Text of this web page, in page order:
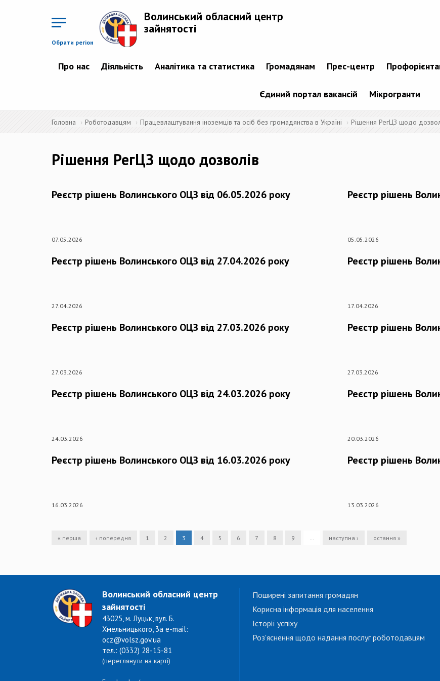
Обрати регіон
Волинський обласний центр
зайнятості
Про нас Діяльність Аналітика та статистика Громадянам Прес-центр
Єдиний портал вакансій Мікрогранти
Головна Роботодавцям Працевлаштування іноземців та осіб без громадянства в Україні Рішення РегЦЗ щодо
Рішення РегЦЗ щодо дозволів
Реєстр рішень Волинського ОЦЗ від 06.05.2026 року
07.05.2026
Реєстр рішень Волинського ОЦЗ від 27.04.2026 року
27.04.2026
Реєстр рішень Волинського ОЦЗ від 27.03.2026 року
27.03.2026
Реєстр рішень Волинського ОЦЗ від 24.03.2026 року
24.03.2026
Реєстр рішень Волинського ОЦЗ від 16.03.2026 року
16.03.2026
Реєстр рішень
05.05.2026
Реєстр рішень
17.04.2026
Реєстр рішень
27.03.2026
Реєстр рішень
20.03.2026
Реєстр рішень
13.03.2026
« перша ‹ попередня 1 2 3 4 5 6 7 8 9 наступна › остання »
Волинський обласний центр
зайнятості
43025, м. Луцьк, вул. Б.
Хмельницького, 3а e-mail:
ocz@volsz.gov.ua
тел.: (0332) 28-15-81
(переглянути на карті)
Поширені запитання громадян
Корисна інформація для населення
Історії успіху
Роз'яснення щодо надання послуг роботодавцям